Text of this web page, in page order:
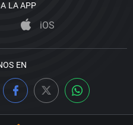
LA APP
iOS
EN